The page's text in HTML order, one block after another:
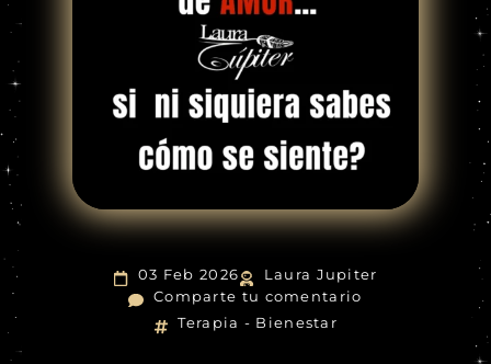
03 Feb 2026
Laura Jupiter
Comparte tu comentario
Terapia - Bienestar